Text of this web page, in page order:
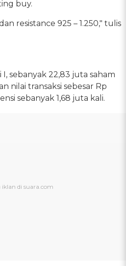
buy.
resistance 925 – 1.250," tulis
sebanyak 22,83 juta saham
nilai transaksi sebesar Rp
sebanyak 1,68 juta kali.